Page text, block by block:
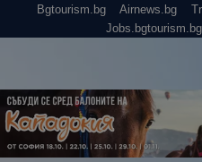
Bgtourism.bg Airnews.bg
Jobs.bgtourism.bg